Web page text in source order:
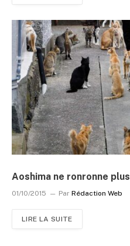
Aoshima ne ronronne plus
01/10/2015 Par Rédaction Web
LIRE LA SUITE